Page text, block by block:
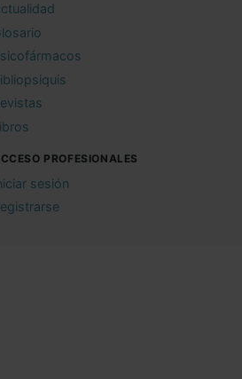
PROFESIONALES
sesión